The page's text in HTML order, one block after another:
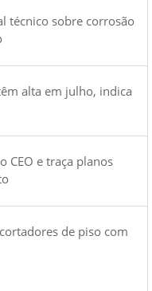
técnico sobre corrosão
alta em julho, indica
CEO e traça planos
de piso com